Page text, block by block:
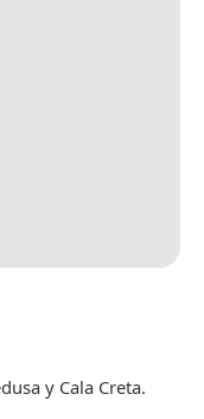
y Cala Creta.